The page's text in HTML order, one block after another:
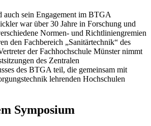
sein Engagement im BTGA
war über 30 Jahre in Forschung und
Normen- und Richtliniengremien
den Fachbereich „Sanitärtechnik“ des
derFachhochschule Münster nimmt
des Zentralen
des BTGA teil, die gemeinsam mit
lehrenden Hochschulen
Symposium